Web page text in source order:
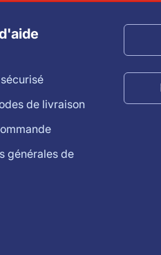
de livraison
générales de